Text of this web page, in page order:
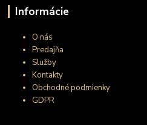
Informácie
O nás
Predajňa
Služby
Kontakty
Obchodné podmienky
GDPR